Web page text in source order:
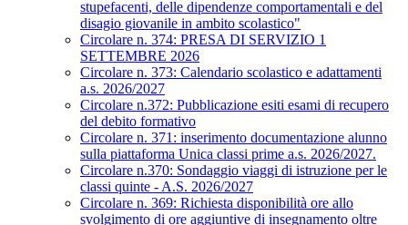
stupefacenti, delle dipendenze comportamentali e del
disagio giovanile in ambito scolastico"
Circolare n. 374: PRESA DI SERVIZIO 1
SETTEMBRE 2026
Circolare n. 373: Calendario scolastico e adattamenti
a.s. 2026/2027
Circolare n.372: Pubblicazione esiti esami di recupero
del debito formativo
Circolare n. 371: inserimento documentazione alunno
sulla piattaforma Unica classi prime a.s. 2026/2027.
Circolare n.370: Sondaggio viaggi di istruzione per le
classi quinte - A.S. 2026/2027
Circolare n. 369: Richiesta disponibilità ore allo
svolgimento di ore aggiuntive di insegnamento oltre